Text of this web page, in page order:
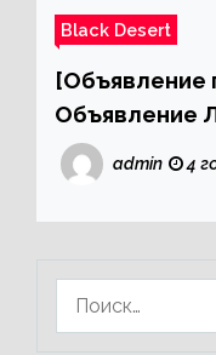
Black Desert
[Объявление
Объявление
Black Desert
admin 4